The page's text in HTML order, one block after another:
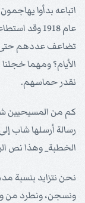
عام 1918
تضاعف عددهم حتى
الأيام؟ ومهما خجلنا
نقدر حماسهم.
كم من المسيحيين
رسالة أرسلها شاب
الخطبة_ وهذا نص
نحن نتزايد بنسبة
ونسجن، ونطرد من